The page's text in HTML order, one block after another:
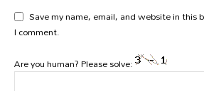
Save my name, email, and website in this
I comment.
Are you human? Please solve: